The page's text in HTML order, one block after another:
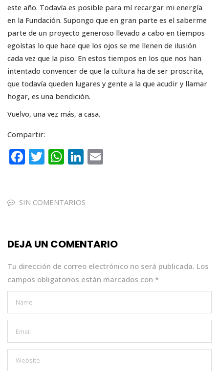
este año. Todavía es posible para mí recargar mi energía
en la Fundación. Supongo que en gran parte es el saberme
parte de un proyecto generoso llevado a cabo en tiempos
egoístas lo que hace que los ojos se me llenen de ilusión
cada vez que la piso. En estos tiempos en los que nos han
intentado convencer de que la cultura ha de ser proscrita,
que todavía queden lugares y gente a la que acudir y llamar
hogar, es una bendición.
Vuelvo, una vez más, a casa.
Compartir:
F
e
o
k
T
te
W
ts
p
Li
e
SIN COMENTARIOS
DEJA UN COMENTARIO
Tu dirección de correo electrónico no será publicada. Los
campos obligatorios están marcados con *